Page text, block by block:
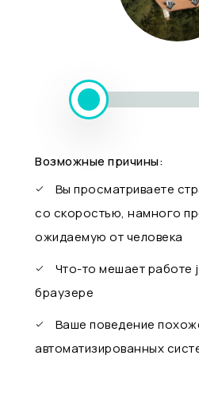
Возможные причины:
Вы просматриваете
со скоростью, намного
ожидаемую от человека
Что-то мешает работе
браузере
Ваше поведение
автоматизированных